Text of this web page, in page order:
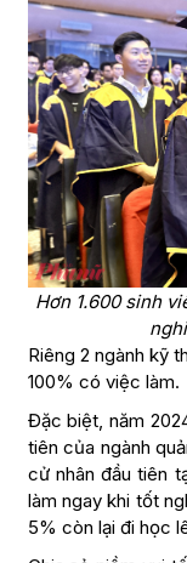
Hơn 1.600 sinh
Riêng 2 ngành kỹ
100% có việc làm.
Đặc biệt, năm
tiên của ngành
cử nhân đầu tiên
làm ngay khi tốt
5% còn lại đi học